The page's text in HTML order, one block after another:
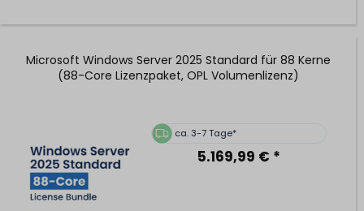
Microsoft Windows Server 2025 Standard für 88 Kerne
(88-Core Lizenzpaket, OPL Volumenlizenz)
ca. 3-7 Tage*
5.169,99 € *